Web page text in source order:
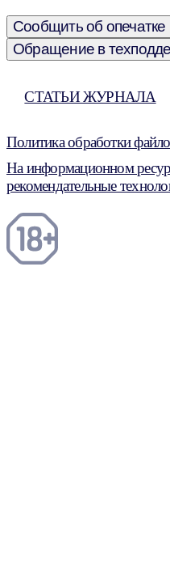
Сообщить об опечатке
Обращение в
СТАТЬИ ЖУРНАЛА
Политика обработки
На информационном
рекомендательные